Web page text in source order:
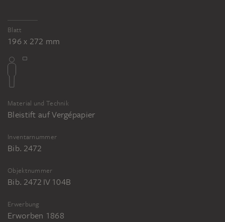
Blatt
196 x 272 mm
Material und Technik
Bleistift auf Vergépapier
Inventarnummer
Bib. 2472
Objektnummer
Bib. 2472 IV 104B
Erwerbung
Erworben 1868